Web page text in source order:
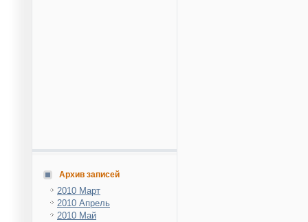
Архив записей
2010 Март
2010 Апрель
2010 Май